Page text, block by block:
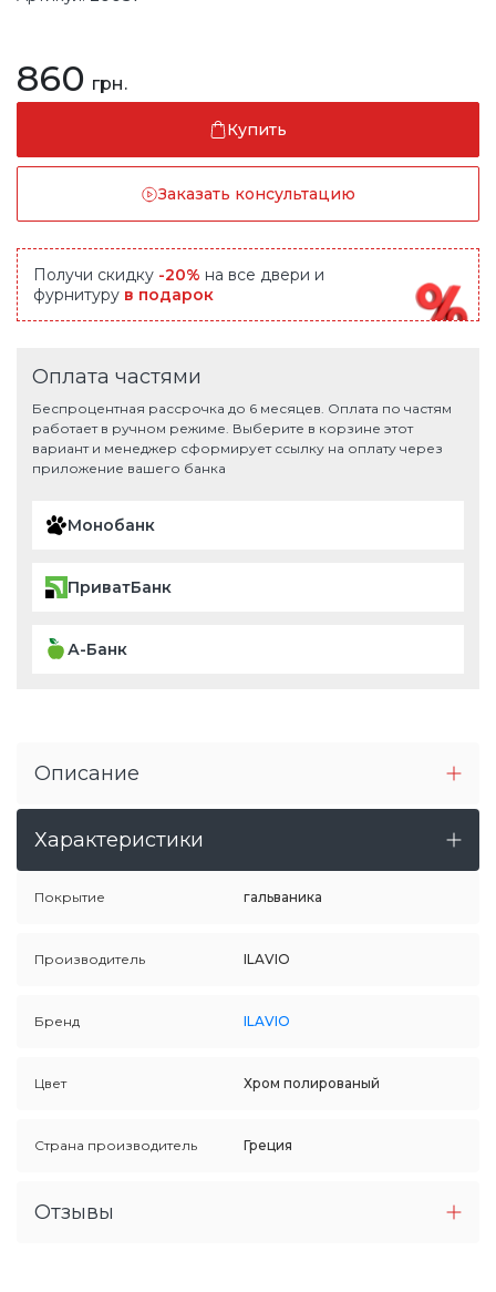
860 грн.
Купить
Заказать консультацию
Получи скидку -20% на все двери и
фурнитуру в подарок
Оплата частями
Беспроцентная рассрочка до 6 месяцев. Оплата по частям
работает в ручном режиме. Выберите в корзине этот
вариант и менеджер сформирует ссылку на оплату через
приложение вашего банка
Монобанк
ПриватБанк
А-Банк
Описание
Характеристики
Покрытие гальваника
Производитель ILAVIO
Бренд ILAVIO
Цвет Хром полированый
Страна производитель Греция
Отзывы